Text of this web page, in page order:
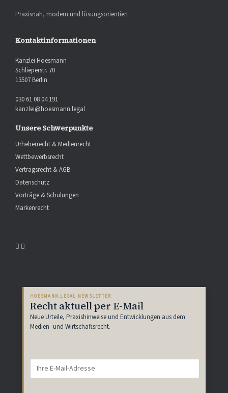
Praxisnah, modern und lösungsorientiert.
Kontaktinformationen
Kanzlei Hoesmann
Schlieperstr. 70
13507 Berlin
030 61 08 04 191
kanzlei@hoesmann.legal
Unsere Schwerpunkte
Urheberrecht & Medienrecht
Wettbewerbsrecht
Vertragsrecht & AGB
Datenschutz
Vorträge & Schulungen
Markenrecht
HOESMANN.LEGAL NEWSLETTER
Recht aktuell per E-Mail
Neue Urteile, Praxishinweise und Entwicklungen aus dem
Medien- und Wirtschaftsrecht.